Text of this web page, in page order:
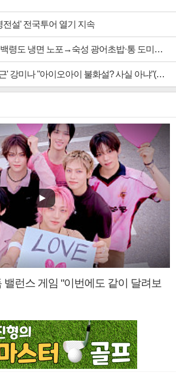
설' 전국투어 열기 지속
냉면 노포→숙성 광어초밥·통 도미찜 맛집 탐방
미나 "아이오아이 불화설? 사실 아냐"(인터뷰)
밸런스 게임 "이번에도 같이 달려보